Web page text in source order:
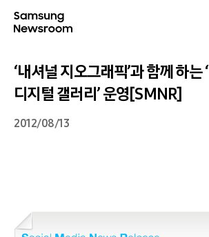
‘내셔널 지오그래픽’과 함께 하
디지털 갤러리’ 운영[SMNR]
2012/08/13